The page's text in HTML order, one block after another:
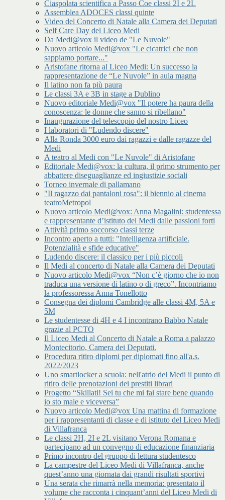
Ciaspolata scientifica a Passo Coe classi 2I e 2L
Assemblea ADOCES classi quinte
Video del Concerto di Natale alla Camera dei Deputati
Self Care Day del Liceo Medi
Da Medi@vox il video de "Le Nuvole"
Nuovo articolo Medi@vox "Le cicatrici che non
sappiamo portare..."
Aristofane ritorna al Liceo Medi: Un successo la
rappresentazione de “Le Nuvole” in aula magna
Il latino non fa più paura
Le classi 3A e 3B in stage a Dublino
Nuovo editoriale Medi@vox "Il potere ha paura della
conoscenza: le donne che sanno si ribellano"
Inaugurazione del telescopio del nostro Liceo
I laboratori di "Ludendo discere"
Alla Ronda 3000 euro dai ragazzi e dalle ragazze del
Medi
A teatro al Medi con "Le Nuvole" di Aristofane
Editoriale Medi@vox: la cultura, il primo strumento per
abbattere diseguaglianze ed ingiustizie sociali
Torneo invernale di pallamano
"Il ragazzo dai pantaloni rosa": il biennio al cinema
teatroMetropol
Nuovo articolo Medi@vox: Anna Magalini: studentessa
e rappresentante d’istituto del Medi dalle passioni forti
Attività primo soccorso classi terze
Incontro aperto a tutti: "Intelligenza artificiale.
Potenzialità e sfide educative"
Ludendo discere: il classico per i più piccoli
Il Medi al concerto di Natale alla Camera dei Deputati
Nuovo articolo Medi@vox “Non c’è giorno che io non
traduca una versione di latino o di greco”. Incontriamo
la professoressa Anna Tonellotto
Consegna dei diplomi Cambridge alle classi 4M, 5A e
5M
Le studentesse di 4H e 4 I incontrano Babbo Natale
grazie al PCTO
Il Liceo Medi al Concerto di Natale a Roma a palazzo
Montecitorio, Camera dei Deputati.
Procedura ritiro diplomi per diplomati fino all'a.s.
2022/2023
Uno smartlocker a scuola: nell'atrio del Medi il punto di
ritiro delle prenotazioni dei prestiti librari
Progetto “Skillati! Sei tu che mi fai stare bene quando
io sto male e viceversa”
Nuovo articolo Medi@vox Una mattina di formazione
per i rappresentanti di classe e di istituto del Liceo Medi
di Villafranca
Le classi 2H, 2I e 2L visitano Verona Romana e
partecipano ad un convegno di educazione finanziaria
Primo incontro del gruppo di lettura studentesco
La campestre del Liceo Medi di Villafranca, anche
quest’anno una giornata dai grandi risultati sportivi
Una serata che rimarrà nella memoria: presentato il
volume che racconta i cinquant’anni del Liceo Medi di